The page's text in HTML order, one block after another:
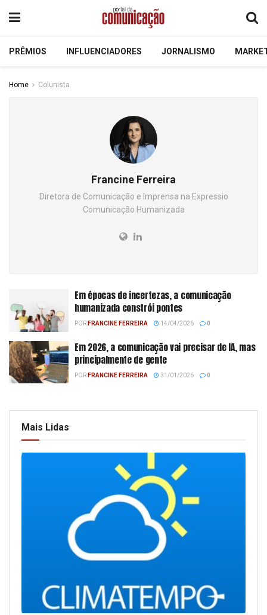
PRÊMIOS INFLUENCIADORES JORNALISMO
Home Colunista
Francine Ferreira
Diretora de Comunicação e Imprensa na Expressio
Comunicação Humanizada
Em épocas de incertezas, a comunicação
humanizada constrói pontes
POR FRANCINE FERREIRA 14/04/2026 0
Em 2026, a comunicação vai precisar de IA, mas
principalmente de gente
POR FRANCINE FERREIRA 31/01/2026 0
Mais Lidas